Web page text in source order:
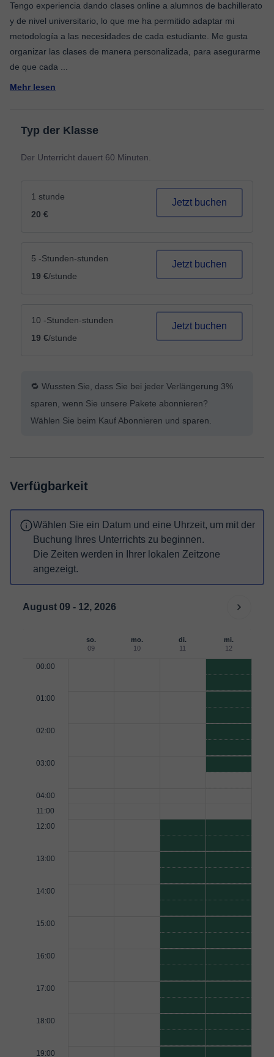
Tengo experiencia dando clases online a alumnos de bachillerato
y de nivel universitario, lo que me ha permitido adaptar mi
metodología a las necesidades de cada estudiante. Me gusta
organizar las clases de manera personalizada, para asegurarme
de que cada
Mehr lesen
Typ der Klasse
Der Unterricht dauert 60 Minuten.
1 stunde
20 €
Jetzt buchen
5 -Stunden-stunden
19 €/stunde
Jetzt buchen
10 -Stunden-stunden
19 €/stunde
Jetzt buchen
🔁 Wussten Sie, dass Sie bei jeder Verlängerung 3%
sparen, wenn Sie unsere Pakete abonnieren?
Wählen Sie beim Kauf Abonnieren und sparen.
Verfügbarkeit
Wählen Sie ein Datum und eine Uhrzeit, um mit der
Buchung Ihres Unterrichts zu beginnen.
Die Zeiten werden in Ihrer lokalen Zeitzone
angezeigt.
August 09 - 12, 2026
so.
09
mo.
10
di.
11
mi.
12
00:00
01:00
02:00
03:00
04:00
11:00
12:00
13:00
14:00
15:00
16:00
17:00
18:00
19:00